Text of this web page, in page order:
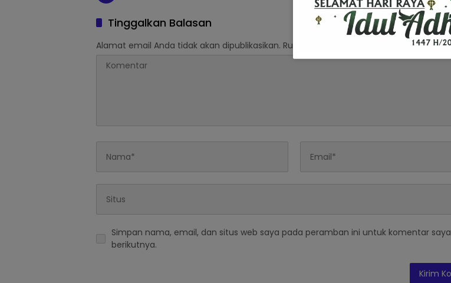
Tinggalkan Balasan
Alamat email Anda tidak akan dipublikasikan. Ruas yang wajib ditandai
Simpan nama, email, dan situs web saya pada peramban ini untuk komentar saya
berikutnya.